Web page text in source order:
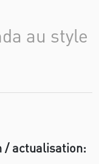
au style
/ actualisation: